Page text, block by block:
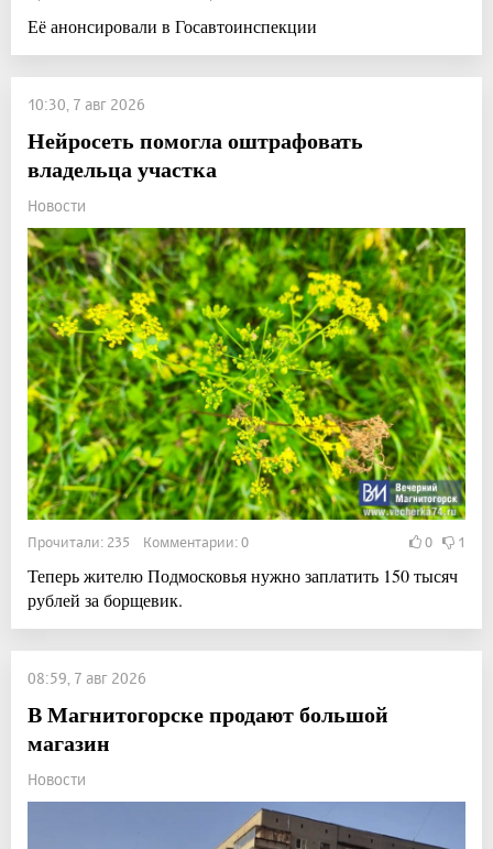
Её анонсировали в Госавтоинспекции
10:30, 7 авг 2026
Нейросеть помогла оштрафовать
владельца участка
Новости
Прочитали: 235 Комментарии: 0 0 1
Теперь жителю Подмосковья нужно заплатить 150 тысяч
рублей за борщевик.
08:59, 7 авг 2026
В Магнитогорске продают большой
магазин
Новости